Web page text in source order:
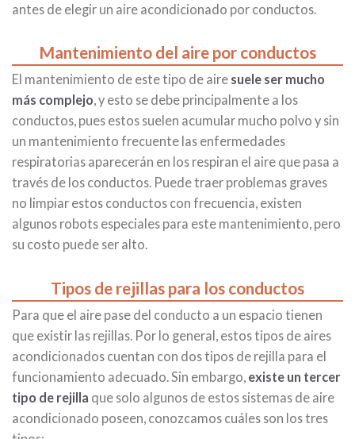
antes de elegir un aire acondicionado por conductos.
Mantenimiento del aire por conductos
El mantenimiento de este tipo de aire suele ser mucho
más complejo, y esto se debe principalmente a los
conductos, pues estos suelen acumular mucho polvo y sin
un mantenimiento frecuente las enfermedades
respiratorias aparecerán en los respiran el aire que pasa a
través de los conductos. Puede traer problemas graves
no limpiar estos conductos con frecuencia, existen
algunos robots especiales para este mantenimiento, pero
su costo puede ser alto.
Tipos de rejillas para los conductos
Para que el aire pase del conducto a un espacio tienen
que existir las rejillas. Por lo general, estos tipos de aires
acondicionados cuentan con dos tipos de rejilla para el
funcionamiento adecuado. Sin embargo, existe un tercer
tipo de rejilla que solo algunos de estos sistemas de aire
acondicionado poseen, conozcamos cuáles son los tres